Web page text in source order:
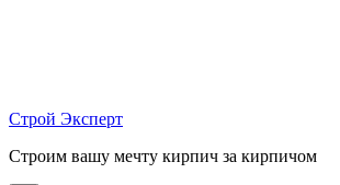
Строй Эксперт
Строим вашу мечту кирпич за кирпичом